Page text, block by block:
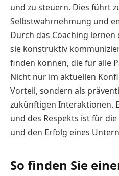
und zu steuern. Dies führt
Selbstwahrnehmung und
Durch das Coaching
sie konstruktiv
finden können, die für alle
Nicht nur im aktuellen
Vorteil, sondern als
zukünftigen Interaktionen.
und des Respekts ist für
und den Erfolg eines
So finden Sie